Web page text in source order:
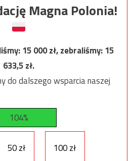
Magna Polonia!
15 000zł, zebraliśmy:15
633,5zł.
do dalszego wsparcia naszej
104%
50 zł 100 zł